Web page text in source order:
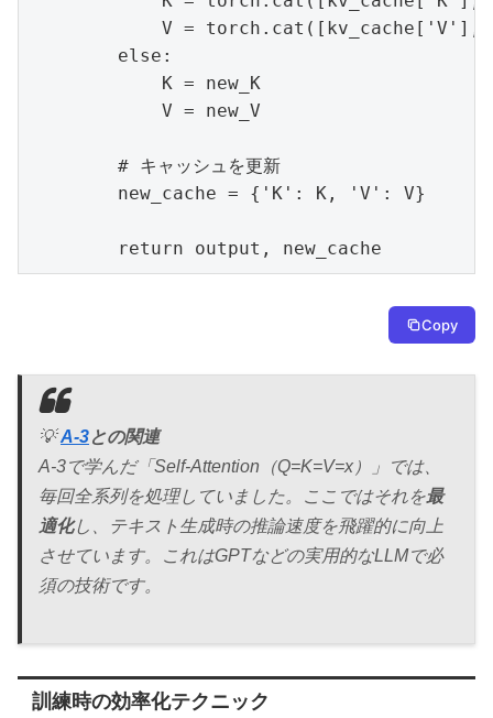
V = torch.cat([kv_cache['V'],
        else:
            K = new_K
            V = new_V
        # キャッシュを更新
        new_cache = {'K': K, 'V': V}
        return output, new_cache
Copy
💡A-3との関連
A-3で学んだ「Self-Attention（Q=K=V=x）」では、
毎回全系列を処理していました。ここではそれを最
適化し、テキスト生成時の推論速度を飛躍的に向上
させています。これはGPTなどの実用的なLLMで必
須の技術です。
訓練時の効率化テクニック